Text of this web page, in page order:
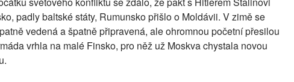
padly baltské státy, Rumunsko přišlo o Moldávii. V zimě se
vedená a špatně připravená, ale ohromnou početní přesilou
vrhla na malé Finsko, pro něž už Moskva chystala novou